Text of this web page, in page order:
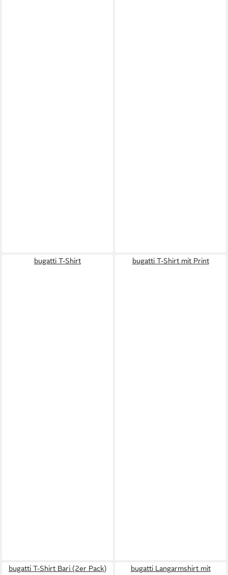
bugatti T-Shirt bugatti T-Shirt mit Print
bugatti T-Shirt Bari (2er Pack)
bugatti Langarmshirt mit